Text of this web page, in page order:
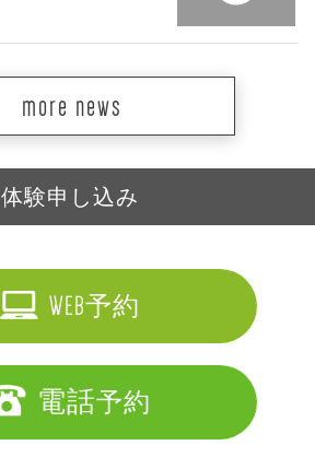
more news
体験申し込み
WEB予約
電話予約